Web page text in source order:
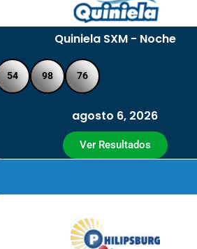
Quiniela SXM - Noche
54 98 76
agosto 6, 2026
Ver Resultados